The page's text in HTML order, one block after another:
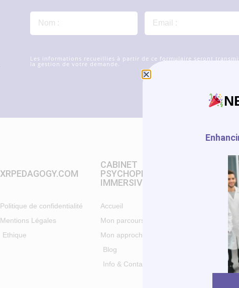
Les informations recueillies à partir de ce formulaire seront
la gestion de votre demande. En savoir plus sur la gestion de vos
XRPEDAGOGY.COM
Politique de confidentialité
Mentions Légales
Ethique
CABINET
PSYCHOPÉDAGOGIE
IMMERSIVE
Accueil
Mon parcours
Mon approche
Blog
Info & Contact
Liste